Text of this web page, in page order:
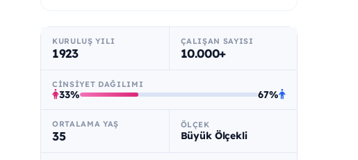
KURULUŞ YILI
1923
ÇALIŞAN SAYISI
10.000+
CINSIYET DAĞILIMI
33% 67%
ORTALAMA YAŞ
35
ÖLÇEK
Büyük Ölçekli